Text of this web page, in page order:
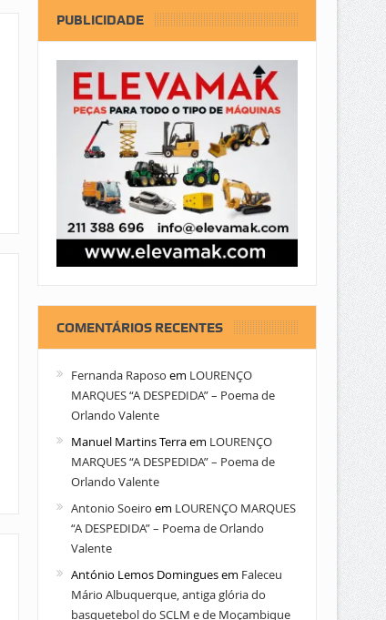
PUBLICIDADE
COMENTÁRIOS RECENTES
Fernanda Raposo em LOURENÇO
MARQUES “A DESPEDIDA” – Poema de
Orlando Valente
Manuel Martins Terraem LOURENÇO
MARQUES “A DESPEDIDA” – Poema de
Orlando Valente
Antonio Soeiro em LOURENÇO MARQUES
“A DESPEDIDA” – Poema de Orlando
Valente
António Lemos Dominguesem Faleceu
Mário Albuquerque, antiga glória do
basquetebol do SCLM e de Moçambique